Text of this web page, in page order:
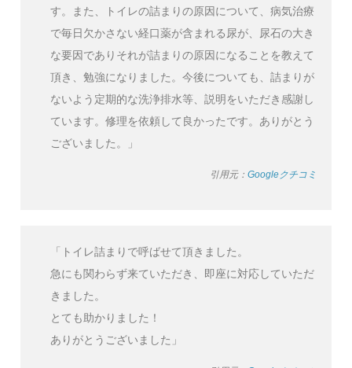
す。また、トイレの詰まりの原因について、病気治療
で毎日欠かさない経口薬が含まれる尿が、尿石の大き
な要因でありそれが詰まりの原因になることを教えて
頂き、勉強になりました。今後についても、詰まりが
ないよう定期的な洗浄排水等、説明をいただき感謝し
ています。修理を依頼して良かったです。ありがとう
ございました。」
引用元： Googleクチコミ
「トイレ詰まりで呼ばせて頂きました。
急にも関わらず来ていただき、即座に対応していただ
きました。
とても助かりました！
ありがとうございました」